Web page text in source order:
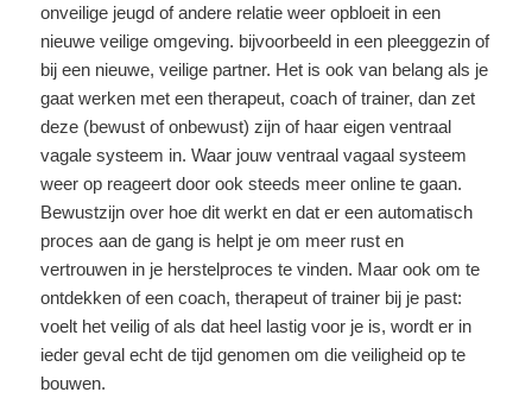
onveilige jeugd of andere relatie weer opbloeit in een
nieuwe veilige omgeving. bijvoorbeeld in een pleeggezin of
bij een nieuwe, veilige partner. Het is ook van belang als je
gaat werken met een therapeut, coach of trainer, dan zet
deze (bewust of onbewust) zijn of haar eigen ventraal
vagale systeem in. Waar jouw ventraal vagaal systeem
weer op reageert door ook steeds meer online te gaan.
Bewustzijn over hoe dit werkt en dat er een automatisch
proces aan de gang is helpt je om meer rust en
vertrouwen in je herstelproces te vinden. Maar ook om te
ontdekken of een coach, therapeut of trainer bij je past:
voelt het veilig of als dat heel lastig voor je is, wordt er in
ieder geval echt de tijd genomen om die veiligheid op te
bouwen.